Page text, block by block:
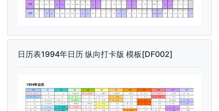
日历表1994年日历 纵向打卡版 模板[DF002]